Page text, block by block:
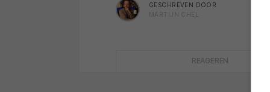
GESCHREVEN DOOR
MARTIJN CHEL
REAGEREN